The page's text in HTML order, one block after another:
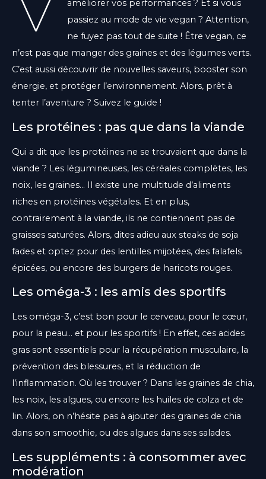
améliorer vos performances ? Et si vous
passiez au mode de vie vegan ? Attention,
ne fuyez pas tout de suite ! Être vegan, ce
n’est pas que manger des graines et des légumes verts.
C’est aussi découvrir de nouvelles saveurs, booster son
énergie, et protéger l’environnement. Alors, prêt à
tenter l’aventure ? Suivez le guide !
Les protéines : pas que dans la viande
Qui a dit que les protéines ne se trouvaient que dans la
viande ? Les légumineuses, les céréales complètes, les
noix, les graines… Il existe une multitude d’aliments
riches en protéines végétales. Et en plus,
contrairement à la viande, ils ne contiennent pas de
graisses saturées. Alors, dites adieu aux steaks de soja
fades et optez pour des lentilles mijotées, des falafels
épicées, ou encore des burgers de haricots rouges.
Les oméga-3 : les amis des sportifs
Les oméga-3, c’est bon pour le cerveau, pour le cœur,
pour la peau… et pour les sportifs ! En effet, ces acides
gras sont essentiels pour la récupération musculaire, la
prévention des blessures, et la réduction de
l’inflammation. Où les trouver ? Dans les graines de chia,
les noix, les algues, ou encore les huiles de colza et de
lin. Alors, on n’hésite pas à ajouter des graines de chia
dans son smoothie, ou des algues dans ses salades.
Les suppléments : à consommer avec
modération